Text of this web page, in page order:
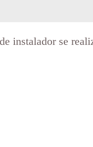
instalador se